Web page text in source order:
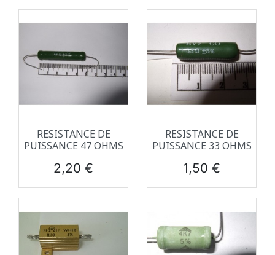
RESISTANCE DE
PUISSANCE 47 OHMS
Prix
2,20 €
RESISTANCE DE
PUISSANCE 33 OHMS
Prix
1,50 €